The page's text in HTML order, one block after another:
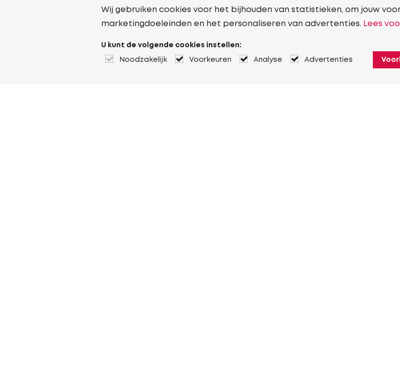
Wij gebruiken cookies voor het bijhouden van statistieken, om jouw
marketingdoeleinden en het personaliseren van advertenties. Lees
U kunt de volgende cookies instellen:
Noodzakelijk Voorkeuren Analyse Advertenties